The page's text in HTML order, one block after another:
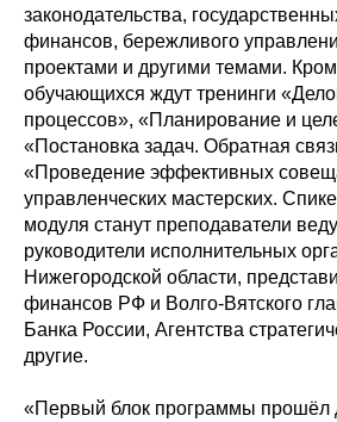
законодательства,
финансов, бережливого
проектами и другими темами.
обучающихся ждут тренинги
процессов», «Планирование и
«Постановка задач. Обратная
«Проведение эффективных
управленческих мастерских.
модуля станут преподаватели
руководители исполнительных
Нижегородской области,
финансов РФ и Волго-Вятского
Банка России, Агентства
другие.
«Первый блок программы прошёл